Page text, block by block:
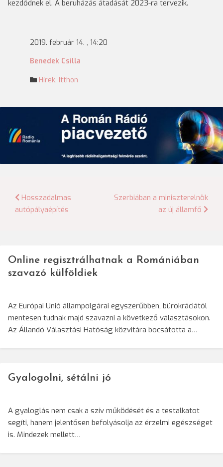
kezdődnek el. A beruházás átadását 2023-ra tervezik.
2019. február 14. , 14:20
Benedek Csilla
Hírek, Itthon
Bejegyzés
navigáció
Hosszadalmas
autópályaépítés
Szerbiában a miniszterelnök
az új államfő
Online regisztrálhatnak a Romániában
szavazó külföldiek
Az Európai Unió állampolgárai egyszerűbben, bürokráciától
mentesen tudnak majd szavazni a következő választásokon.
Az Állandó Választási Hatóság közvitára bocsátotta a…
Gyalogolni, sétálni jó
A gyaloglás nem csak a szív működését és a testalkatot
segíti, hanem jelentősen befolyásolja az érzelmi egészséget
is. Mindezek mellett…